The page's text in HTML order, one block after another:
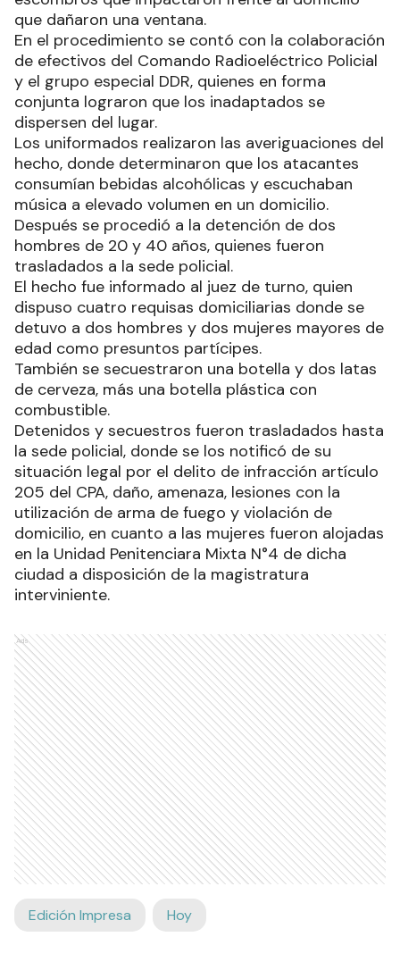
que dañaron una ventana.
En el procedimiento se contó con la colaboración
de efectivos del Comando Radioeléctrico Policial
y el grupo especial DDR, quienes en forma
conjunta lograron que los inadaptados se
dispersen del lugar.
Los uniformados realizaron las averiguaciones del
hecho, donde determinaron que los atacantes
consumían bebidas alcohólicas y escuchaban
música a elevado volumen en un domicilio.
Después se procedió a la detención de dos
hombres de 20 y 40 años, quienes fueron
trasladados a la sede policial.
El hecho fue informado al juez de turno, quien
dispuso cuatro requisas domiciliarias donde se
detuvo a dos hombres y dos mujeres mayores de
edad como presuntos partícipes.
También se secuestraron una botella y dos latas
de cerveza, más una botella plástica con
combustible.
Detenidos y secuestros fueron trasladados hasta
la sede policial, donde se los notificó de su
situación legal por el delito de infracción artículo
205 del CPA, daño, amenaza, lesiones con la
utilización de arma de fuego y violación de
domicilio, en cuanto a las mujeres fueron alojadas
en la Unidad Penitenciara Mixta N°4 de dicha
ciudad a disposición de la magistratura
interviniente.
Ads
Edición Impresa Hoy